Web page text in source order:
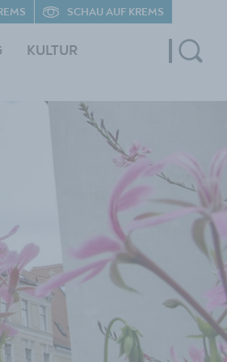
KULTUR
SCHAU AUF KREMS